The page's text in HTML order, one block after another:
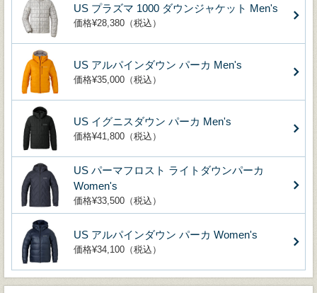
US プラズマ 1000 ダウンジャケット Men's
価格¥28,380（税込）
US アルパインダウン パーカ Men's
価格¥35,000（税込）
US イグニスダウン パーカ Men's
価格¥41,800（税込）
US パーマフロスト ライトダウンパーカ
Women's
価格¥33,500（税込）
US アルパインダウン パーカ Women's
価格¥34,100（税込）